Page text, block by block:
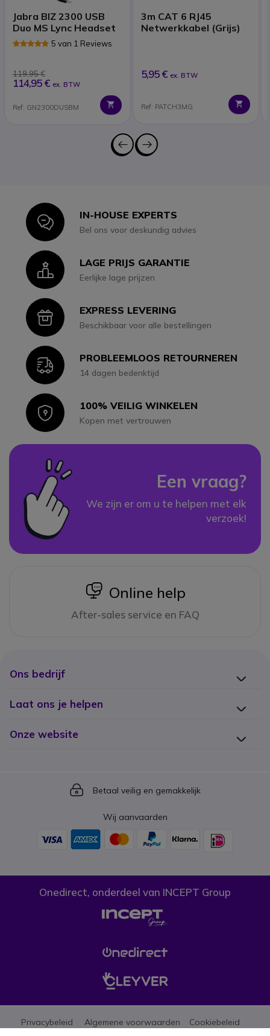
Jabra BIZ 2300 USB
Duo MS Lync Headset
5 van 1 Reviews
119,95 €
114,95 € ex. BTW
Ref: GN2300DUSBM
3m CAT 6 RJ45
Netwerkkabel (Grijs)
5,95 € ex. BTW
Ref: PATCH3MG
IconIN-HOUSE EXPERTS
Bel ons voor deskundig advies
IconLAGE PRIJS GARANTIE
Eerlijke lage prijzen
IconEXPRESS LEVERING
Beschikbaar voor alle bestellingen
IconPROBLEEMLOOS RETOURNEREN
14 dagen bedenktijd
Icon100% VEILIG WINKELEN
Kopen met vertrouwen
Een vraag?
We zijn er om u te helpen met elk
verzoek!
icon
Online help
After-sales service en FAQ
Ons bedrijf
Laat ons je helpen
Onze website
Icon
Betaal veilig en gemakkelijk
Wij aanvaarden
Onedirect, onderdeel van INCEPT Group
Privacybeleid Algemene voorwaarden Cookiebeleid